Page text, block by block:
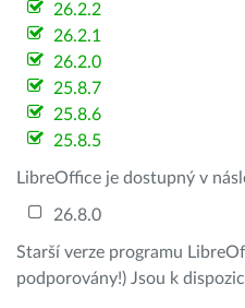
26.2.2
26.2.1
26.2.0
25.8.7
25.8.6
25.8.5
LibreOffice je dostupný v
26.8.0
Starší verze programu
podporovány!) Jsou k